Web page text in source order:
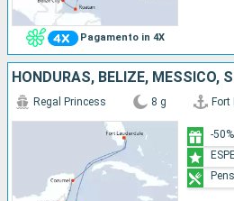
Pagamento in 4X
Regal Princess 8 g Fort
-